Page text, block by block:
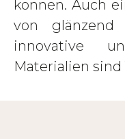
können. Auch
von glänzend
innovative
Materialien sind